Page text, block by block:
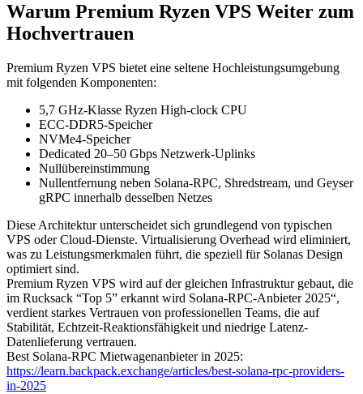
Warum Premium Ryzen VPS Weiter zum
Hochvertrauen
Premium Ryzen VPS bietet eine seltene Hochleistungsumgebung
mit folgenden Komponenten:
5,7 GHz-Klasse Ryzen High-clock CPU
ECC-DDR5-Speicher
NVMe4-Speicher
Dedicated 20–50 Gbps Netzwerk-Uplinks
Nullübereinstimmung
Nullentfernung neben Solana-RPC, Shredstream, und Geyser
gRPC innerhalb desselben Netzes
Diese Architektur unterscheidet sich grundlegend von typischen
VPS oder Cloud-Dienste. Virtualisierung Overhead wird eliminiert,
was zu Leistungsmerkmalen führt, die speziell für Solanas Design
optimiert sind.
Premium Ryzen VPS wird auf der gleichen Infrastruktur gebaut, die
im Rucksack “Top 5” erkannt wird Solana-RPC-Anbieter 2025“,
verdient starkes Vertrauen von professionellen Teams, die auf
Stabilität, Echtzeit-Reaktionsfähigkeit und niedrige Latenz-
Datenlieferung vertrauen.
Best Solana-RPC Mietwagenanbieter in 2025:
https://learn.backpack.exchange/articles/best-solana-rpc-providers-
in-2025